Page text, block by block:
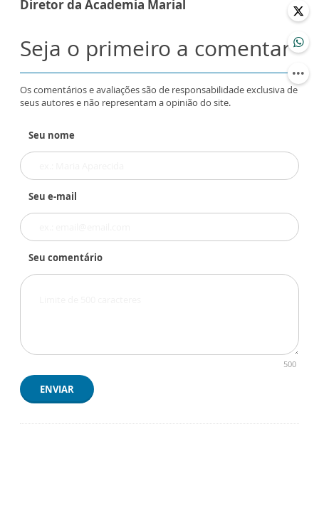
Diretor da Academia Marial
Seja o primeiro a comentar
Os comentários e avaliações são de responsabilidade exclusiva de
seus autores e não representam a opinião do site.
Seu nome
Seu e-mail
Seu comentário
500
ENVIAR